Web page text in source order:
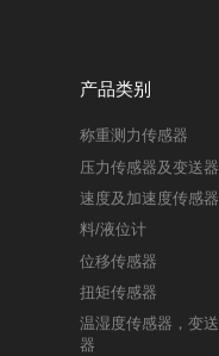
产品类别
称重测力传感器
压力传感器及变送器
速度及加速度传感器
料/液位计
位移传感器
扭矩传感器
温湿度传感器，变送
器